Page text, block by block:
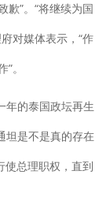
歉”。“将继续为国
对媒体表示，“作
。
的泰国政坛再生
坦是不是真的存在
使总理职权，直到